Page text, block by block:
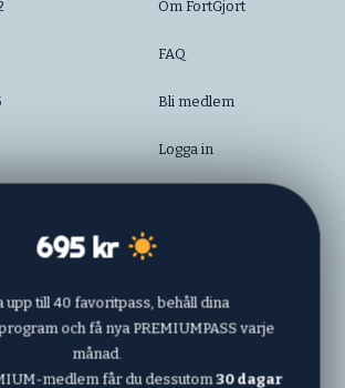
Om FortGjort
FAQ
Bli medlem
Logga in
Mitt konto
695 kr
upp till 40 favoritpass, behåll dina
och få nya PREMIUMPASS varje
månad.
medlem får du dessutom30 dagar